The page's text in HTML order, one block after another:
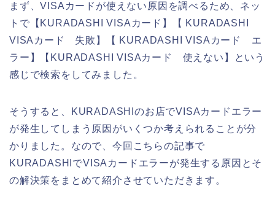
まず、VISAカードが使えない原因を調べるため、ネッ
トで【KURADASHI VISAカード】【 KURADASHI
VISAカード 失敗】【 KURADASHI VISAカード エ
ラー】【KURADASHI VISAカード 使えない】という
感じで検索をしてみました。
そうすると、KURADASHIのお店でVISAカードエラー
が発生してしまう原因がいくつか考えられることが分
かりました。なので、今回こちらの記事で
KURADASHIでVISAカードエラーが発生する原因とそ
の解決策をまとめて紹介させていただきます。